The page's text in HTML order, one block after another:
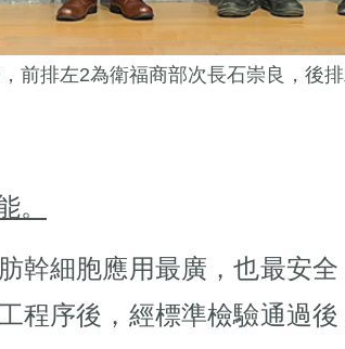
前排左2為衛福商部次長石崇良，後
。
幹細胞應用最廣，也最安
程序後，經標準檢驗通過